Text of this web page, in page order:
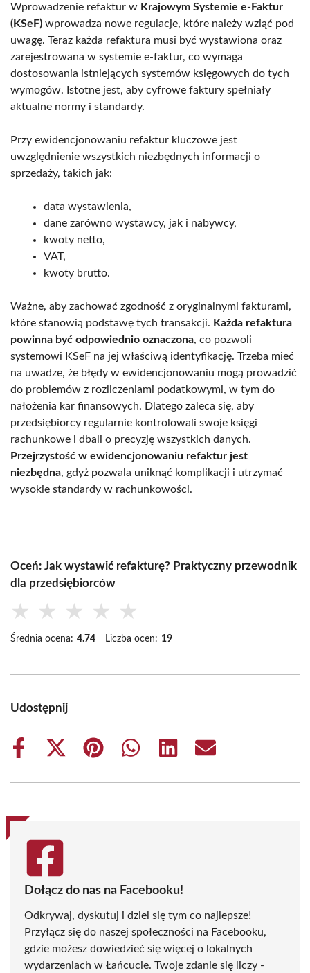
Wprowadzenie refaktur w Krajowym Systemie e-Faktur
(KSeF) wprowadza nowe regulacje, które należy wziąć pod
uwagę. Teraz każda refaktura musi być wystawiona oraz
zarejestrowana w systemie e-faktur, co wymaga
dostosowania istniejących systemów księgowych do tych
wymogów. Istotne jest, aby cyfrowe faktury spełniały
aktualne normy i standardy.
Przy ewidencjonowaniu refaktur kluczowe jest
uwzględnienie wszystkich niezbędnych informacji o
sprzedaży, takich jak:
data wystawienia,
dane zarówno wystawcy, jak i nabywcy,
kwoty netto,
VAT,
kwoty brutto.
Ważne, aby zachować zgodność z oryginalnymi fakturami,
które stanowią podstawę tych transakcji. Każda refaktura
powinna być odpowiednio oznaczona, co pozwoli
systemowi KSeF na jej właściwą identyfikację. Trzeba mieć
na uwadze, że błędy w ewidencjonowaniu mogą prowadzić
do problemów z rozliczeniami podatkowymi, w tym do
nałożenia kar finansowych. Dlatego zaleca się, aby
przedsiębiorcy regularnie kontrolowali swoje księgi
rachunkowe i dbali o precyzję wszystkich danych.
Przejrzystość w ewidencjonowaniu refaktur jest
niezbędna, gdyż pozwala uniknąć komplikacji i utrzymać
wysokie standardy w rachunkowości.
Oceń: Jak wystawić refakturę? Praktyczny przewodnik
dla przedsiębiorców
★ ★ ★ ★ ★
Średnia ocena: 4.74 Liczba ocen: 19
Udostępnij
Share
Share
(Twitter)
Share
Share
Share
Share
Dołącz do nas na Facebooku!
Odkrywaj, dyskutuj i dziel się tym co najlepsze!
Przyłącz się do naszej społeczności na Facebooku,
gdzie możesz dowiedzieć się więcej o lokalnych
wydarzeniach w Łańcucie. Twoje zdanie się liczy -